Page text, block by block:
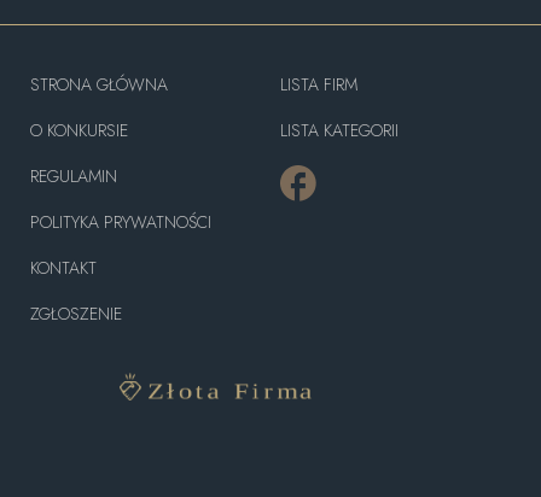
STRONA GŁÓWNA
O KONKURSIE
REGULAMIN
POLITYKA PRYWATNOŚCI
KONTAKT
ZGŁOSZENIE
LISTA FIRM
LISTA KATEGORII